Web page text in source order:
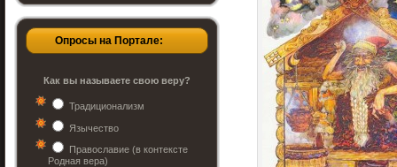
Опросы на Портале:
Как вы называете свою веру?
Традиционализм
Язычество
Православие (в контексте
Родная вера)